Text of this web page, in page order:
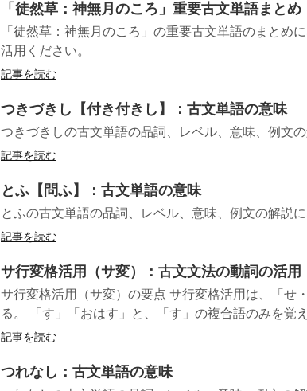
「徒然草：神無月のころ」重要古文単語まとめ
「徒然草：神無月のころ」の重要古文単語のまとめ
活用ください。
記事を読む
つきづきし【付き付きし】：古文単語の意味
つきづきしの古文単語の品詞、レベル、意味、例文の
記事を読む
とふ【問ふ】：古文単語の意味
とふの古文単語の品詞、レベル、意味、例文の解説に
記事を読む
サ行変格活用（サ変）：古文文法の動詞の活用
サ行変格活用（サ変）の要点 サ行変格活用は、「せ
る。 「す」「おはす」と、「す」の複合語のみを覚
記事を読む
つれなし：古文単語の意味